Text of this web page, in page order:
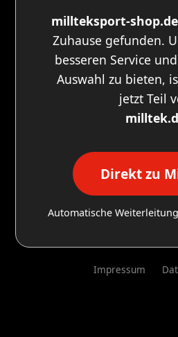
millteksport-shop.de
Zuhause gefunden.
besseren Service
Auswahl zu bieten,
jetzt Teil
Direkt zu
Automatische
Impressum